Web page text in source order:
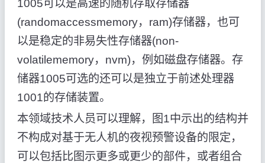
1005可以是高速的随机存取存储器
(randomaccessmemory，ram)存储器，也可
以是稳定的非易失性存储器(non-
volatilememory，nvm)，例如磁盘存储器。存
储器1005可选的还可以是独立于前述处理器
1001的存储装置。
本领域技术人员可以理解，图1中示出的结构并
不构成对基于无人机的夜视预警设备的限定，
可以包括比图示更多或更少的部件，或者组合